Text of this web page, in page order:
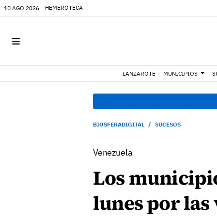
10 AGO 2026 HEMEROTECA
LANZAROTE MUNICIPIOS
BIOSFERADIGITAL SUCESOS
Venezuela
Los
lunes por las